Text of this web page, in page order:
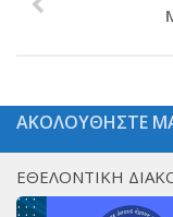
ΑΚΟΛΟΥΘΗΣΤΕ
ΕΘΕΛΟΝΤΙΚΗ